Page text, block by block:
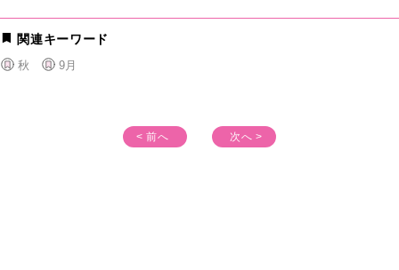
関連キーワード
秋 9月
< 前へ 次へ >